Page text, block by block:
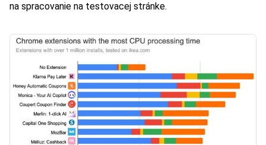
na spracovanie na testovacej stránke.